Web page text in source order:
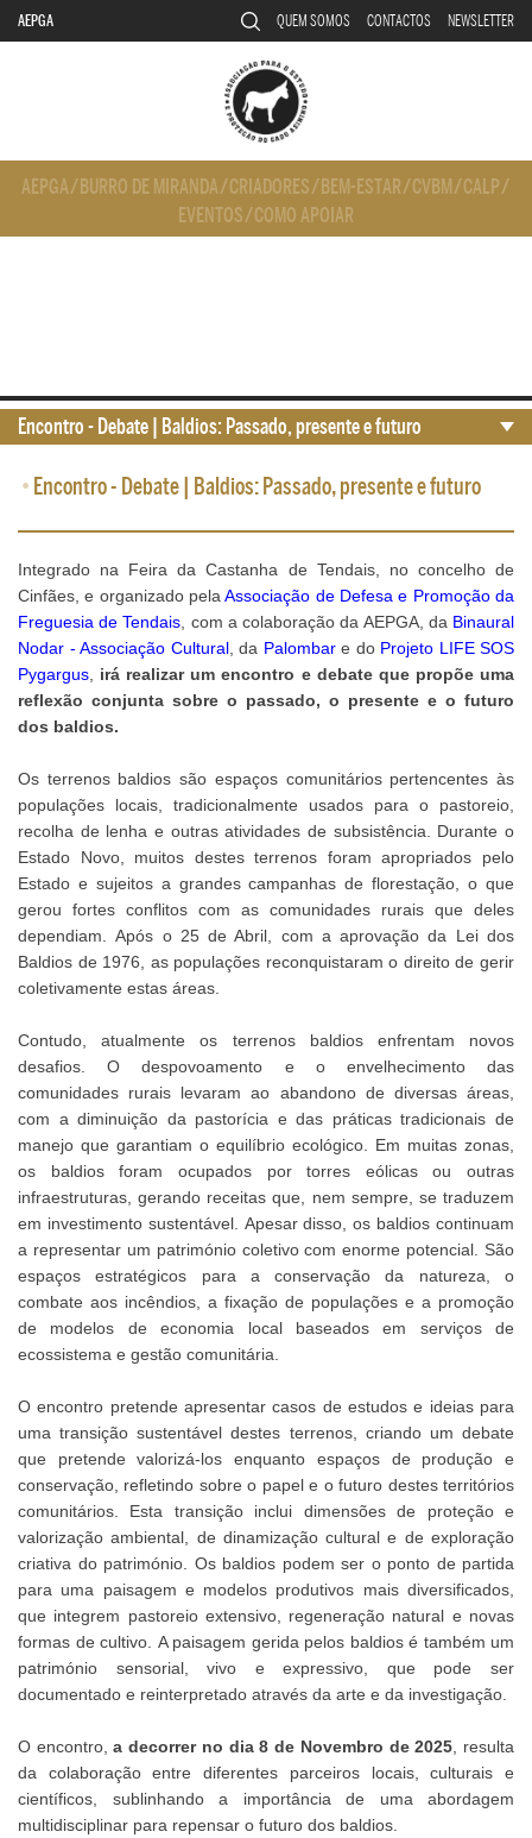
AEPGA QUEM SOMOS CONTACTOS NEWSLETTER
AEPGA/ BURRO DE MIRANDA/CRIADORES/ BEM-ESTAR/CVBM/CALP/
EVENTOS/COMO APOIAR
• Encontro - Debate | Baldios: Passado, presente e futuro
Integrado na Feira da Castanha de Tendais, no concelho de
Cinfães, e organizado pelaAssociação de Defesa e Promoção da
Freguesia de Tendais , com a colaboração da AEPGA, da Binaural
Nodar - Associação Cultural, da Palombare do Projeto LIFE SOS
Pygargus
irá realizar um encontro e debate que propõe uma
reflexão conjunta sobre o passado, o presente e o futuro
dos baldios.
Os terrenos baldios são espaços comunitários pertencentes às
populações locais, tradicionalmente usados para o pastoreio,
recolha de lenha e outras atividades de subsistência. Durante o
Estado Novo, muitos destes terrenos foram apropriados pelo
Estado e sujeitos a grandes campanhas de florestação, o que
gerou fortes conflitos com as comunidades rurais que deles
dependiam. Após o 25 de Abril, com a aprovação da Lei dos
Baldios de 1976, as populações reconquistaram o direito de gerir
coletivamente estas áreas.
Contudo, atualmente os terrenos baldios enfrentam novos
desafios. O despovoamento e o envelhecimento das
comunidades rurais levaram ao abandono de diversas áreas,
com a diminuição da pastorícia e das práticas tradicionais de
manejo que garantiam o equilíbrio ecológico. Em muitas zonas,
os baldios foram ocupados por torres eólicas ou outras
infraestruturas, gerando receitas que, nem sempre, se traduzem
em investimento sustentável. Apesar disso, os baldios continuam
a representar um património coletivo com enorme potencial. São
espaços estratégicos para a conservação da natureza, o
combate aos incêndios, a fixação de populações e a promoção
de modelos de economia local baseados em serviços de
ecossistema e gestão comunitária.
O encontro pretende apresentar casos de estudos e ideias para
uma transição sustentável destes terrenos, criando um debate
que pretende valorizá-los enquanto espaços de produção e
conservação, refletindo sobre o papel e o futuro destes territórios
comunitários. Esta transição inclui dimensões de proteção e
valorização ambiental, de dinamização cultural e de exploração
criativa do património. Os baldios podem ser o ponto de partida
para uma paisagem e modelos produtivos mais diversificados,
que integrem pastoreio extensivo, regeneração natural e novas
formas de cultivo. A paisagem gerida pelos baldios é também um
património sensorial, vivo e expressivo, que pode ser
documentado e reinterpretado através da arte e da investigação.
O encontro,a decorrer no dia 8 de Novembro de 2025 , resulta
da colaboração entre diferentes parceiros locais, culturais e
científicos, sublinhando a importância de uma abordagem
multidisciplinar para repensar o futuro dos baldios.
Encontro - Debate | Baldios: Passado, presente e futuro